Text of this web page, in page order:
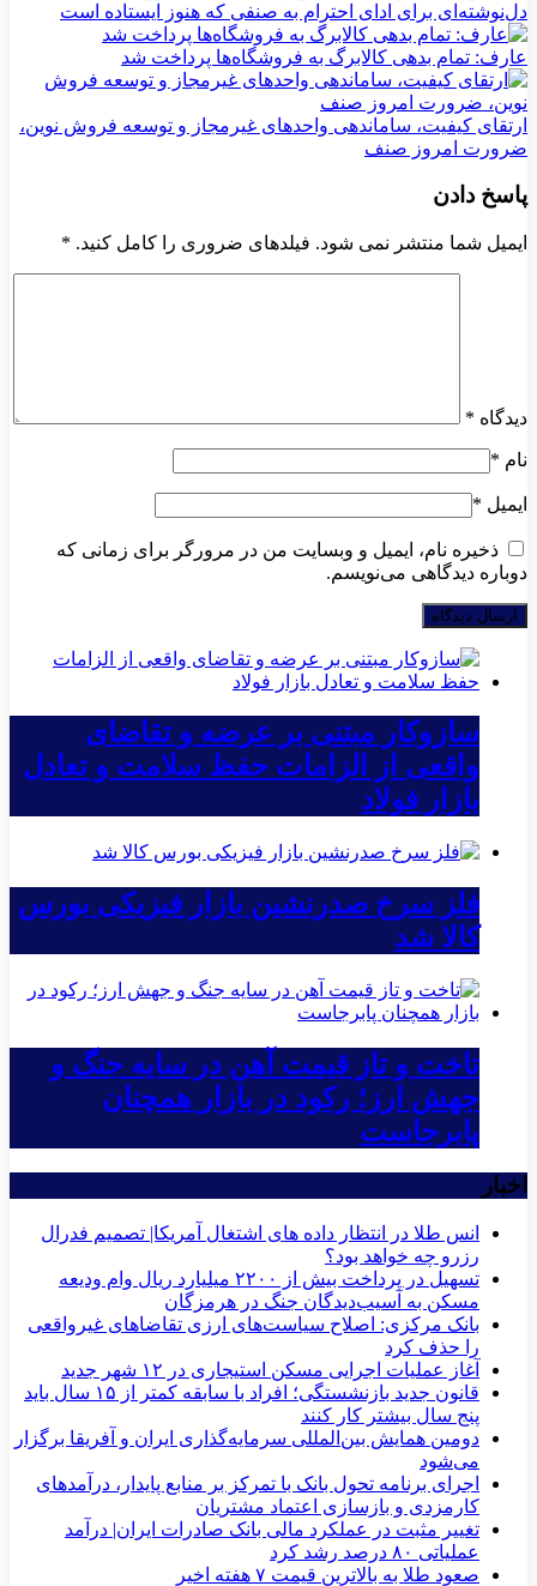
دل‌نوشته‌ای برای ادای احترام به صنفی که هنوز ایستاده است
عارف: تمام بدهی کالابرگ به فروشگاه‌ها پرداخت شد
ارتقای کیفیت، ساماندهی واحدهای غیرمجاز و توسعه فروش نوین،
ضرورت امروز صنف
پاسخ دادن
ایمیل شما منتشر نمی شود. فیلدهای ضروری را کامل کنید. *
دیدگاه *
نام *
ایمیل *
ذخیره نام، ایمیل و وبسایت من در مرورگر برای زمانی که
دوباره دیدگاهی می‌نویسم.
سازوکار مبتنی بر عرضه و تقاضای
واقعی از الزامات حفظ سلامت و تعادل
بازار فولاد
فلز سرخ صدرنشین بازار فیزیکی بورس
کالا شد
تاخت و تاز قیمت آهن در سایه جنگ و
جهش ارز؛ رکود در بازار همچنان
پابرجاست
اخبار
انس طلا در انتظار داده های اشتغال آمریکا| تصمیم فدرال
رزرو چه خواهد بود؟
تسهیل در پرداخت بیش از ۲۲۰۰ میلیارد ریال وام ودیعه
مسکن به آسیب‌دیدگان جنگ در هرمزگان
بانک مرکزی: اصلاح سیاست‌های ارزی تقاضاهای غیرواقعی
را حذف کرد
آغاز عملیات اجرایی مسکن استیجاری در ۱۲ شهر جدید
قانون جدید بازنشستگی؛ افراد با سابقه کمتر از ۱۵ سال باید
پنج سال بیشتر کار کنند
دومین همایش بین‌المللی سرمایه‌گذاری ایران و آفریقا برگزار
می‌شود
اجرای برنامه تحول بانک با تمرکز بر منابع پایدار، درآمدهای
کارمزدی و بازسازی اعتماد مشتریان
تغییر مثبت در عملکرد مالی بانک صادرات ایران| درآمد
عملیاتی ۸۰ درصد رشد کرد
صعود طلا به بالاترین قیمت ۷ هفته اخیر